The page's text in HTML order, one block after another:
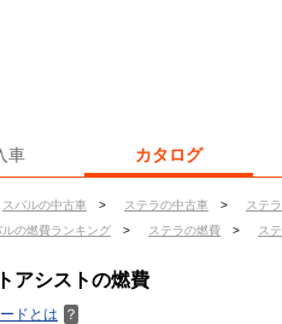
車 カタログ
スバルの中古車 > ステラの中古車 > ステ
ルの燃費ランキング > ステラの燃費 > ス
アシストの燃費
ドとは ？